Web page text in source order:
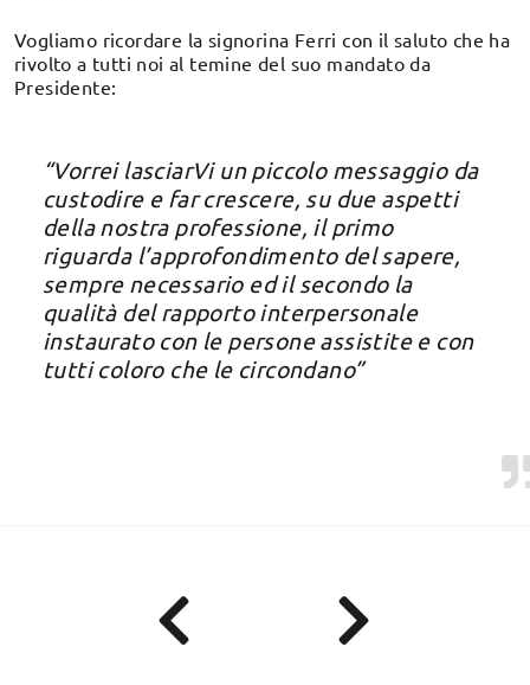
Vogliamo ricordare la signorina Ferri con il saluto che ha
rivolto a tutti noi al temine del suo mandato da
Presidente:
“Vorrei lasciarVi un piccolo messaggio da
custodire e far crescere, su due aspetti
della nostra professione, il primo
riguarda l’approfondimento del sapere,
sempre necessario ed il secondo la
qualità del rapporto interpersonale
instaurato con le persone assistite e con
tutti coloro che le circondano”